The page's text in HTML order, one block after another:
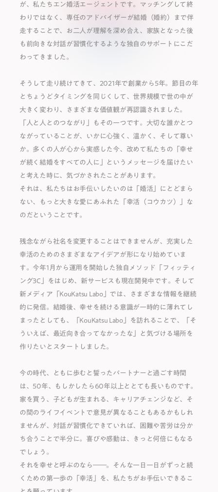
が、私たちエン婚活エージェントです。マッチングして終
わりではなく、専任のアドバイザーが結婚（婚約）まで伴
⾛することで、お⼆⼈が理解を深め合え、家族となった後
も前向きな対話が習慣化するような独⾃のサポートにこだ
わってきました。
そうして⾛り続けてきて、2021年で創業から5年。節⽬の年
とちょうどタイミングを同じくして、世界規模で世の中が
⼤きく変わり、さまざまな価値観が再認識されました。
「⼈と⼈とのつながり」もその⼀つです。⼤切な誰かとつ
ながっていることが、いかに⼼強く、温かく、そして尊い
か。多くの⼈が⼼から実感した今、改めて私たちの「幸せ
が続く結婚をすべての⼈に」というメッセージを届けたい
と考えた時に、気づかされたことがあります。
それは、私たちはお⼿伝いしたいのは「婚活」にとどまら
ない、もっと⼤きな愛にあふれた「幸活（コウカツ）」な
のだということです。
残念ながら社名を変更することはできませんが、充実した
幸活のためのさまざまなアイデアが形になり始めていま
す。今年1⽉から運⽤を開始した独⾃メソッド「フィッティ
ング3C」をはじめ、新サービスも現在開発中です。そして
新メディア「KouKatsu Labo」では、さまざまな情報を継続
的に発信。結婚後、幸せを続ける意識が⼀時的に薄れてし
まったとしても、「KouKatsu Labo」を訪れることで、「そ
ういえば、最近向き合ってなかったな」と気づける場所を
作りたいとスタートしました。
今の時代、ともに歩むと誓ったパートナーと過ごす時間
は、50年、もしかしたら60年以上ととても⻑いものです。
家を買う、⼦どもが⽣まれる、キャリアチェンジなど、そ
の間のライフイベントで意⾒が異なることもあるかもしれ
ませんが、対話が習慣化できていれば、困難や苦労は分か
ち合うことで半分に。喜びや感動は、きっと何倍にもなる
でしょう。
それを幸せと呼ぶのなら――。そんな⼀⽇⼀⽇がずっと続
くための第⼀歩の「幸活」を、私たちがお⼿伝いできるこ